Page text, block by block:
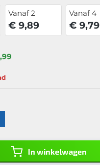
Vanaf 2
€ 9,89
Vanaf 4
€ 9,79
,99
In winkelwagen